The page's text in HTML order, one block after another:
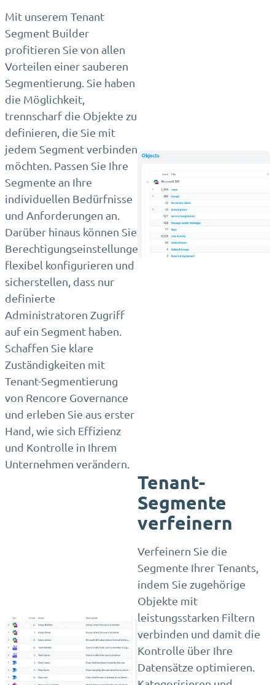
Mit unserem Tenant
Segment Builder
profitieren Sie von allen
Vorteilen einer sauberen
Segmentierung. Sie haben
die Möglichkeit,
trennscharf die Objekte zu
definieren, die Sie mit
jedem Segment verbinden
möchten. Passen Sie Ihre
Segmente an Ihre
individuellen Bedürfnisse
und Anforderungen an.
Darüber hinaus können Sie
Berechtigungseinstellungen
flexibel konfigurieren und
sicherstellen, dass nur
definierte
Administratoren Zugriff
auf ein Segment haben.
Schaffen Sie klare
Zuständigkeiten mit
Tenant-Segmentierung
von Rencore Governance
und erleben Sie aus erster
Hand, wie sich Effizienz
und Kontrolle in Ihrem
Unternehmen verändern.
Tenant-
Segmente
verfeinern
Verfeinern Sie die
Segmente Ihrer Tenants,
indem Sie zugehörige
Objekte mit
leistungsstarken Filtern
verbinden und damit die
Kontrolle über Ihre
Datensätze optimieren.